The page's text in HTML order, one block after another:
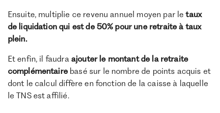
Ensuite, multiplie ce revenu annuel moyen par le taux
de liquidation qui est de 50% pour une retraite à taux
plein.
Et enfin, il faudraajouter le montant de la retraite
complémentairebasé sur le nombre de points acquis et
dont le calcul diffère en fonction de la caisse à laquelle
le TNS est affilié.